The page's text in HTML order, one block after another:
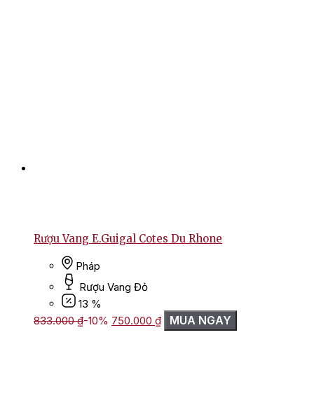
Rượu Vang E.Guigal Cotes Du Rhone
Pháp
Rượu Vang Đỏ
13 %
833.000₫-10% Giá
gốc
750.000 ₫Giá
hiện
MUA NGAY